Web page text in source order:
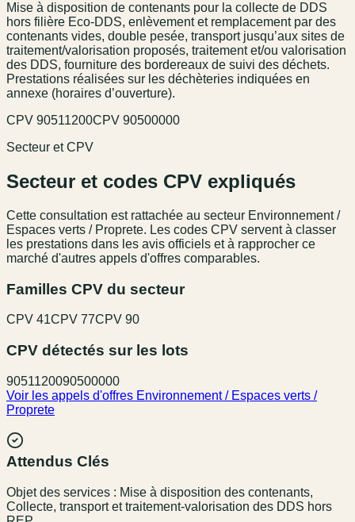
Mise à disposition de contenants pour la collecte de DDS
hors filière Eco-DDS, enlèvement et remplacement par des
contenants vides, double pesée, transport jusqu’aux sites de
traitement/valorisation proposés, traitement et/ou valorisation
des DDS, fourniture des bordereaux de suivi des déchets.
Prestations réalisées sur les déchèteries indiquées en
annexe (horaires d’ouverture).
CPV 90511200CPV 90500000
Secteur et CPV
Secteur et codes CPV expliqués
Cette consultation est rattachée au secteur Environnement /
Espaces verts / Proprete. Les codes CPV servent à classer
les prestations dans les avis officiels et à rapprocher ce
marché d'autres appels d'offres comparables.
Familles CPV du secteur
CPV 41CPV 77CPV 90
CPV détectés sur les lots
9051120090500000
Voir les appels d'offres Environnement / Espaces verts /
Proprete
Attendus Clés
Objet des services : Mise à disposition des contenants,
Collecte, transport et traitement-valorisation des DDS hors